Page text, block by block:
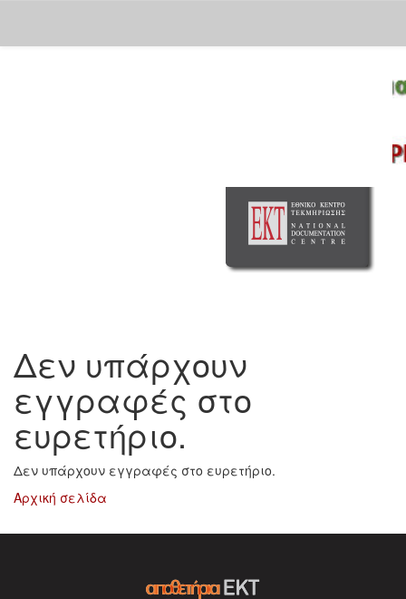
Δεν υπάρχουν
εγγραφές στο
ευρετήριο.
Δεν υπάρχουν εγγραφές στο ευρετήριο.
Αρχική σελίδα